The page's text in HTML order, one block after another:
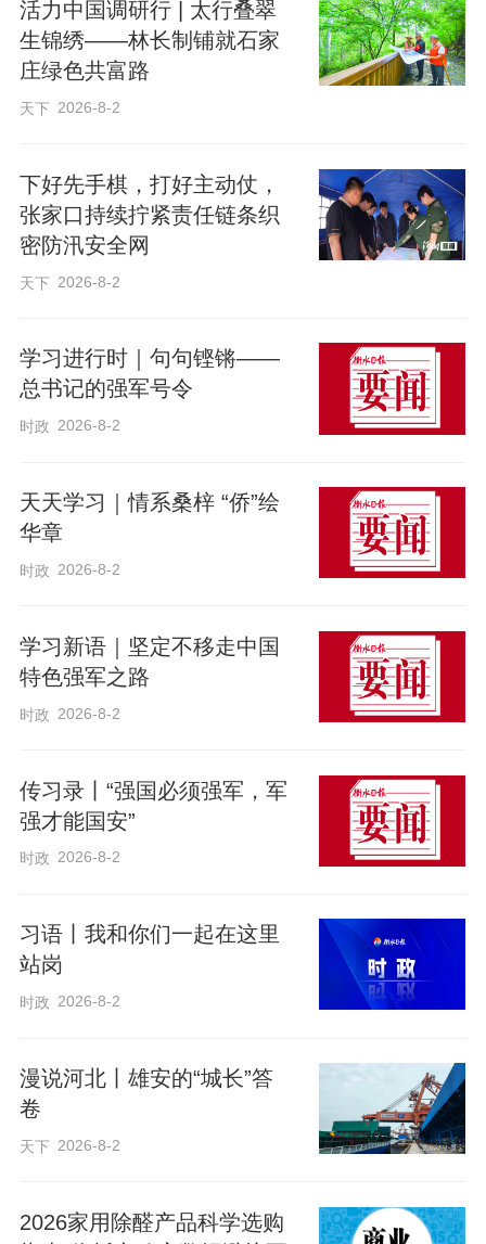
曲，并获得中宣部第十五届精神文明建
设“五个一工程”优秀作品奖。对待音乐，孟
文豪永远有用不完的激情，他不拘泥于现
热，潜心创作富有生命力的音乐作品。
虽然是第一次来衡水，但衡水老白干已经
缘。“我衡水的朋友，每年都会给我送衡水
老白干，我最喜欢古法酿造的67度老白
干，那种甘冽醇香让人回味无穷。”孟文豪
后，他又认识了周窝音乐小镇这座音乐文
化富矿。“周窝音乐小镇给我的感觉就是深
深的震撼！我没想到衡水的一个村庄还有
器厂，有青春音乐学院这么前卫的音乐平
台。在这里，音乐元素渗透在每一个角
落，给人以潜移默化的影响；这里举办的
音乐比赛等国内外音乐品牌活动，展示了
世界音乐的风采；青春音乐学院给音乐人
们搭建了一个交流的平台，让音乐创作灵
小镇采风的感触，孟文豪兴致满满、滔滔
不绝。
一大批饱含情怀的音乐人。”采访即将结
束，孟文豪勉励大家，“希望青年音乐人能
扎根家乡，从本地音乐素材中寻找创作灵
乐。”
活力中国调研行 | 太行叠翠
生锦绣——林长制铺就石家
庄绿色共富路
天下 2026-8-2
下好先手棋，打好主动仗，
张家口持续拧紧责任链条织
密防汛安全网
天下 2026-8-2
学习进行时｜句句铿锵——
总书记的强军号令
时政 2026-8-2
天天学习｜情系桑梓 “侨”绘
华章
时政 2026-8-2
学习新语｜坚定不移走中国
特色强军之路
时政 2026-8-2
传习录丨“强国必须强军，军
强才能国安”
时政 2026-8-2
习语丨我和你们一起在这里
站岗
时政 2026-8-2
漫说河北丨雄安的“城长”答
卷
天下 2026-8-2
2026家用除醛产品科学选购